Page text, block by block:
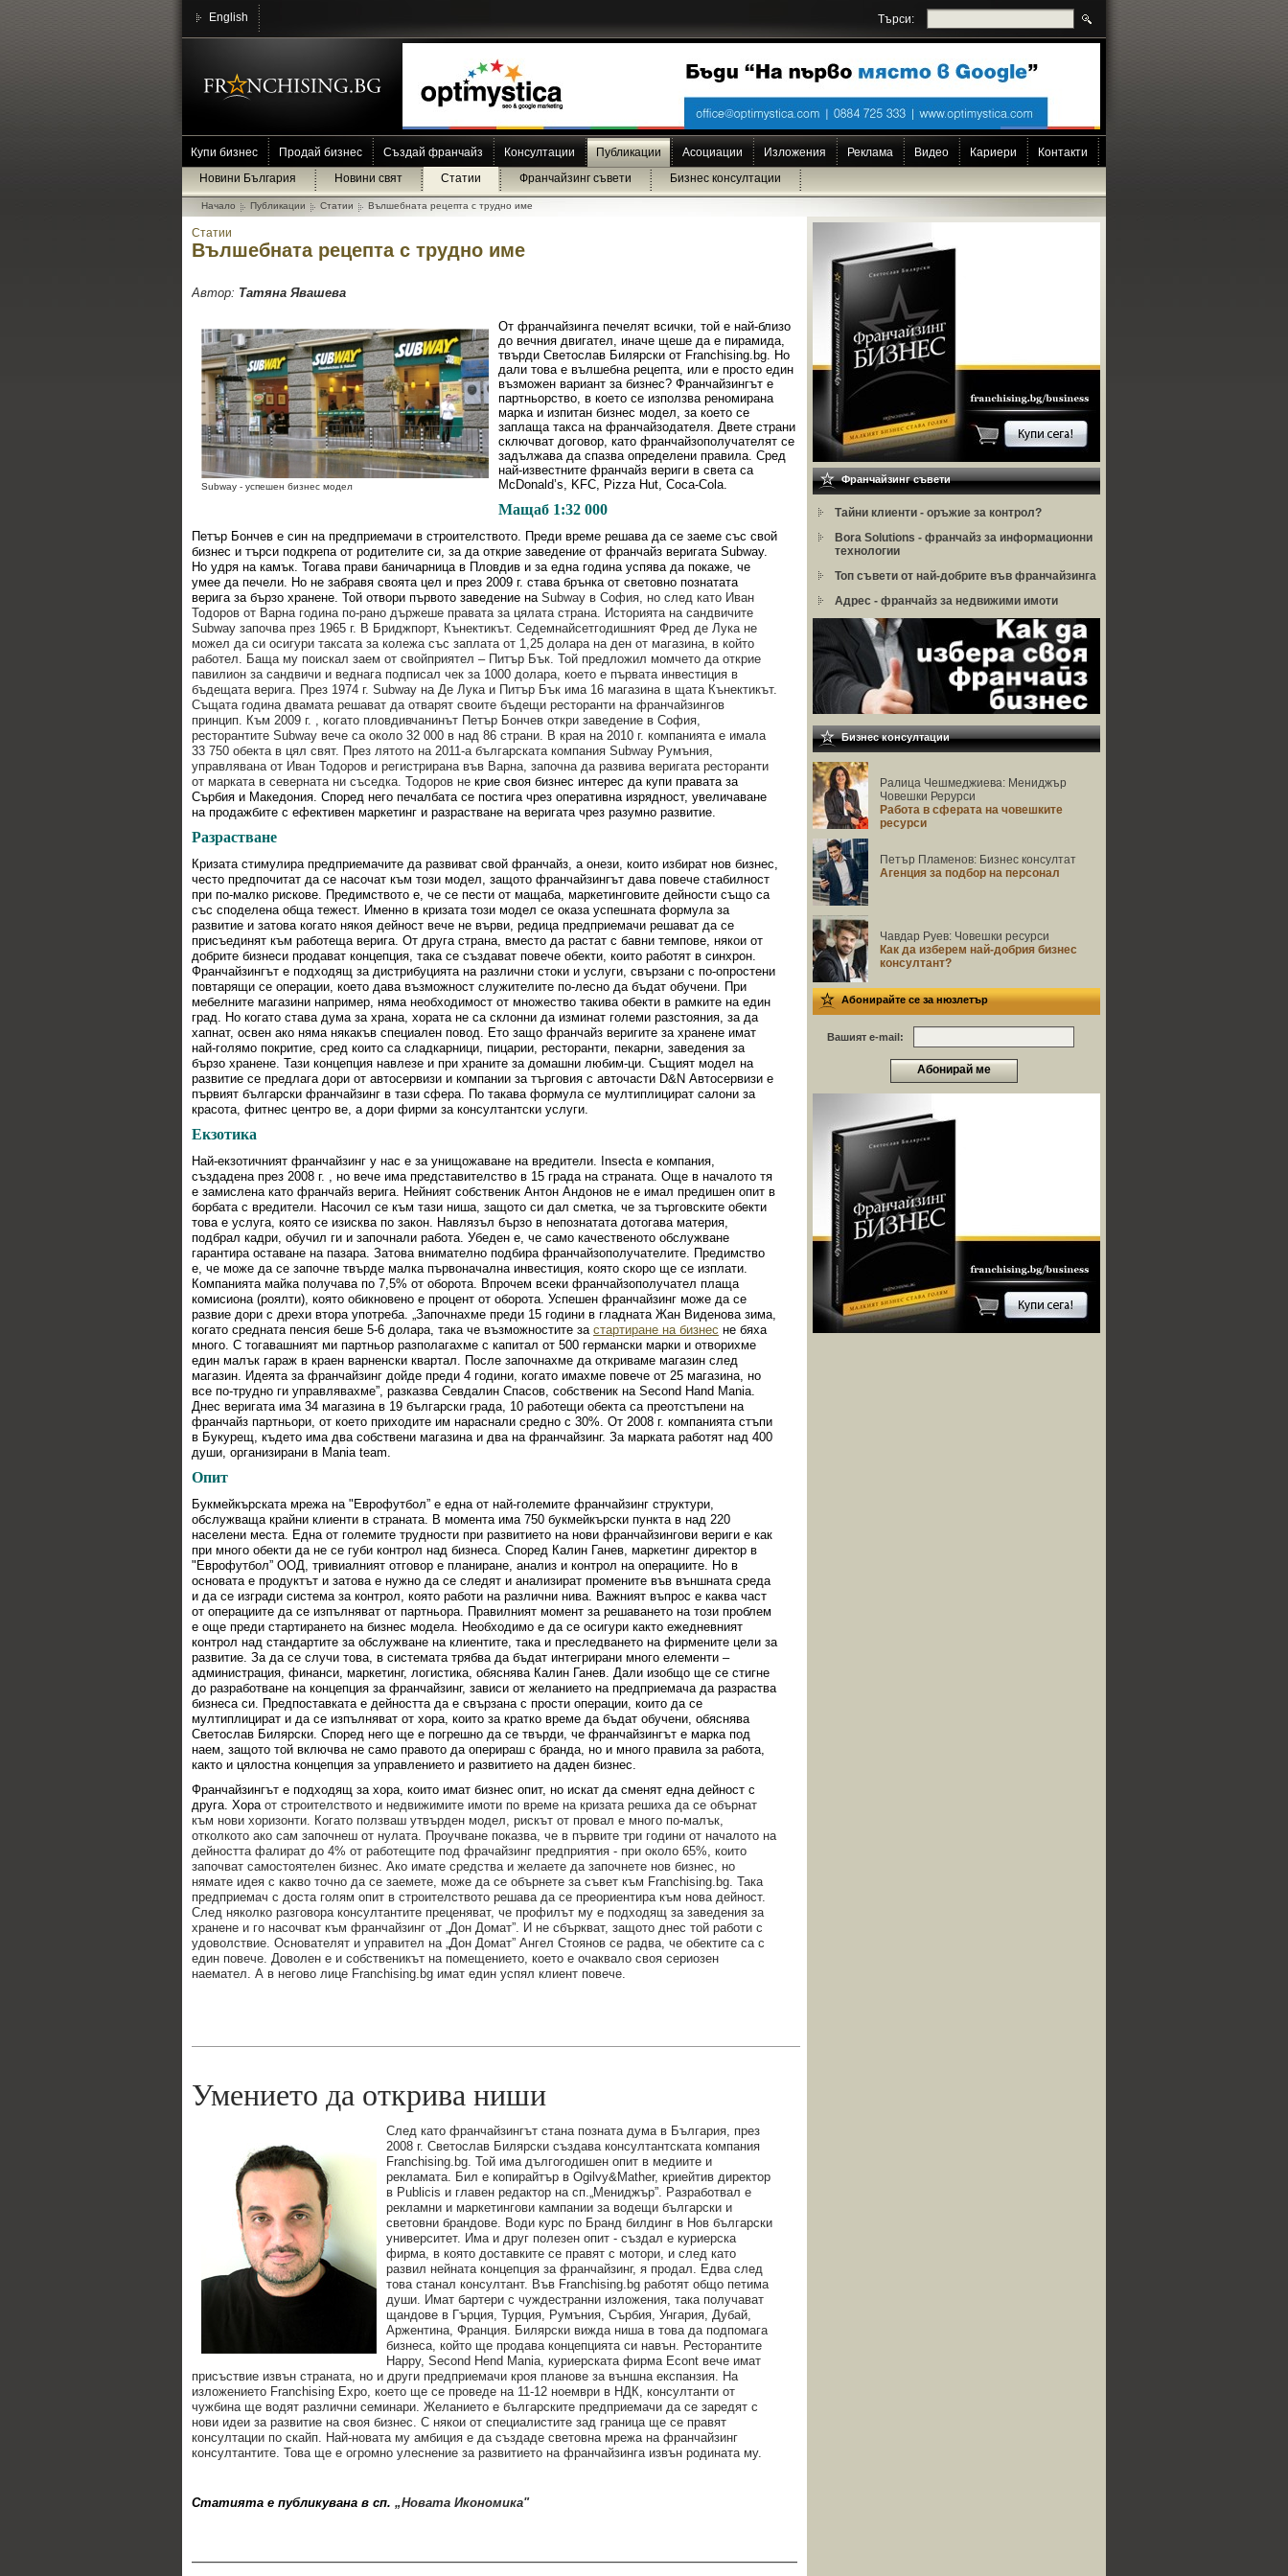
English Търси:
Купи бизнес Продай бизнес Създай франчайз Консултации
Публикации
Новини България
Новини свят Статии Франчайзинг съвети Бизнес консултации
Асоциации Изложения Реклама Видео Кариери Контакти
Начало Публикации Статии Вълшебната рецепта с трудно име
Франчайзинг съвети
Тайни клиенти - оръжие за контрол?
Bora Solutions - франчайз за информационни
технологии
Топ съвети от най-добрите във франчайзинга
Адрес - франчайз за недвижими имоти
Бизнес консултации
Ралица Чешмеджиева: Мениджър
Човешки Рерурси
Работа в сферата на човешките
ресурси
Петър Пламенов: Бизнес консултат
Агенция за подбор на персонал
Чавдар Руев: Човешки ресурси
Как да изберем най-добрия бизнес
консултант?
Абонирайте се за нюзлетър
Вашият e-mail:
Абонирай ме
Статии
Вълшебната рецепта с трудно име
Автор: Татяна Явашева
Subway - успешен бизнес модел
От франчайзинга печелят всички, той е най-близо
до вечния двигател, иначе щеше да е пирамида,
твърди Светослав Билярски от Franchising.bg. Но
дали това е вълшебна рецепта, или е просто един
възможен вариант за бизнес? Франчайзингът е
партньорство, в което се използва реномирана
марка и изпитан бизнес модел, за което се
заплаща такса на франчайзодателя. Двете страни
сключват договор, като франчайзополучателят се
задължава да спазва определени правила. Сред
най-известните франчайз вериги в света са
McDonald’s, KFC, Pizza Hut, Coca-Cola.
Мащаб 1:32 000
Петър Бончев е син на предприемачи в строителството. Преди време решава да се заеме със свой
бизнес и търси подкрепа от родителите си, за да открие заведение от франчайз веригата Subway.
Но удря на камък. Тогава прави баничарница в Пловдив и за една година успява да покаже, че
умее да печели. Но не забравя своята цел и през 2009 г. става брънка от световно познатата
верига за бързо хранене. Той отвори първото заведение на Subway в София, но след като Иван
Тодоров от Варна година по-рано държеше правата за цялата страна. Историята на сандвичите
Subway започва през 1965 г. В Бриджпорт, Кънектикът. Седемнайсетгодишният Фред де Лука не
можел да си осигури таксата за колежа със заплата от 1,25 долара на ден от магазина, в който
работел. Баща му поискал заем от свойприятел – Питър Бък. Той предложил момчето да открие
павилион за сандвичи и веднага подписал чек за 1000 долара, което е първата инвестиция в
бъдещата верига. През 1974 г. Subway на Де Лука и Питър Бък има 16 магазина в щата Кънектикът.
Същата година двамата решават да отварят своите бъдещи ресторанти на франчайзингов
принцип. Към 2009 г. , когато пловдивчанинът Петър Бончев откри заведение в София,
ресторантите Subway вече са около 32 000 в над 86 страни. В края на 2010 г. компанията е имала
33 750 обекта в цял свят. През лятото на 2011-а българската компания Subway Румъния,
управлявана от Иван Тодоров и регистрирана във Варна, започна да развива веригата ресторанти
от марката в северната ни съседка. Тодоров не крие своя бизнес интерес да купи правата за
Сърбия и Македония. Според него печалбата се постига чрез оперативна изрядност, увеличаване
на продажбите с ефективен маркетинг и разрастване на веригата чрез разумно развитие.
Разрастване
Кризата стимулира предприемачите да развиват свой франчайз, а онези, които избират нов бизнес,
често предпочитат да се насочат към този модел, защото франчайзингът дава повече стабилност
при по-малко рискове. Предимството е, че се пести от мащаба, маркетинговите дейности също са
със споделена обща тежест. Именно в кризата този модел се оказа успешната формула за
развитие и затова когато някоя дейност вече не върви, редица предприемачи решават да се
присъединят към работеща верига. От друга страна, вместо да растат с бавни темпове, някои от
добрите бизнеси продават концепция, така се създават повече обекти, които работят в синхрон.
Франчайзингът е подходящ за дистрибуцията на различни стоки и услуги, свързани с по-опростени
повтарящи се операции, което дава възможност служителите по-лесно да бъдат обучени. При
мебелните магазини например, няма необходимост от множество такива обекти в рамките на един
град. Но когато става дума за храна, хората не са склонни да изминат големи разстояния, за да
хапнат, освен ако няма някакъв специален повод. Ето защо франчайз веригите за хранене имат
най-голямо покритие, сред които са сладкарници, пицарии, ресторанти, пекарни, заведения за
бързо хранене. Тази концепция навлезе и при храните за домашни любим-ци. Същият модел на
развитие се предлага дори от автосервизи и компании за търговия с авточасти D&N Автосервизи е
първият български франчайзинг в тази сфера. По такава формула се мултиплицират салони за
красота, фитнес центро ве, а дори фирми за консултантски услуги.
Екзотика
Най-екзотичният франчайзинг у нас е за унищожаване на вредители. Insecta e компания,
създадена през 2008 г. , но вече има представителство в 15 града на страната. Още в началото тя
е замислена като франчайз верига. Нейният собственик Антон Андонов не е имал предишен опит в
борбата с вредители. Насочил се към тази ниша, защото си дал сметка, че за търговските обекти
това е услуга, която се изисква по закон. Навлязъл бързо в непознатата дотогава материя,
подбрал кадри, обучил ги и започнали работа. Убеден е, че само качественото обслужване
гарантира оставане на пазара. Затова внимателно подбира франчайзополучателите. Предимство
е, че може да се започне твърде малка първоначална инвестиция, която скоро ще се изплати.
Компанията майка получава по 7,5% от оборота. Впрочем всеки франчайзополучател плаща
комисиона (роялти), която обикновено е процент от оборота. Успешен франчайзинг може да се
развие дори с дрехи втора употреба. „Започнахме преди 15 години в гладната Жан Виденова зима,
когато средната пенсия беше 5-6 долара, така че възможностите за стартиране на бизнес не бяха
много. С тогавашният ми партньор разполагахме с капитал от 500 германски марки и отворихме
един малък гараж в краен варненски квартал. После започнахме да откриваме магазин след
магазин. Идеята за франчайзинг дойде преди 4 години, когато имахме повече от 25 магазина, но
все по-трудно ги управлявахме”, разказва Севдалин Спасов, собственик на Second Hand Mania.
Днес веригата има 34 магазина в 19 български града, 10 работещи обекта са преотстъпени на
франчайз партньори, от което приходите им нараснали средно с 30%. От 2008 г. компанията стъпи
в Букурещ, където има два собствени магазина и два на франчайзинг. За марката работят над 400
души, организирани в Mania team.
Опит
Букмейкърската мрежа на "Еврофутбол” е една от най-големите франчайзинг структури,
обслужваща крайни клиенти в страната. В момента има 750 букмейкърски пункта в над 220
населени места. Една от големите трудности при развитието на нови франчайзингови вериги е как
при много обекти да не се губи контрол над бизнеса. Според Калин Ганев, маркетинг директор в
"Еврофутбол” ООД, тривиалният отговор е планиране, анализ и контрол на операциите. Но в
основата е продуктът и затова е нужно да се следят и анализират промените във външната среда
и да се изгради система за контрол, която работи на различни нива. Важният въпрос е каква част
от операциите да се изпълняват от партньора. Правилният момент за решаването на този проблем
е още преди стартирането на бизнес модела. Необходимо е да се осигури както ежедневният
контрол над стандартите за обслужване на клиентите, така и преследването на фирмените цели за
развитие. За да се случи това, в системата трябва да бъдат интегрирани много елементи –
администрация, финанси, маркетинг, логистика, обяснява Калин Ганев. Дали изобщо ще се стигне
до разработване на концепция за франчайзинг, зависи от желанието на предприемача да разраства
бизнеса си. Предпоставката е дейността да е свързана с прости операции, които да се
мултиплицират и да се изпълняват от хора, които за кратко време да бъдат обучени, обяснява
Светослав Билярски. Според него ще е погрешно да се твърди, че франчайзингът е марка под
наем, защото той включва не само правото да оперираш с бранда, но и много правила за работа,
както и цялостна концепция за управлението и развитието на даден бизнес.
Франчайзингът е подходящ за хора, които имат бизнес опит, но искат да сменят една дейност с
друга. Хора от строителството и недвижимите имоти по време на кризата решиха да се обърнат
към нови хоризонти. Когато ползваш утвърден модел, рискът от провал е много по-малък,
отколкото ако сам започнеш от нулата. Проучване показва, че в първите три години от началото на
дейността фалират до 4% от работещите под фрачайзинг предприятия - при около 65%, които
започват самостоятелен бизнес. Ако имате средства и желаете да започнете нов бизнес, но
нямате идея с какво точно да се заемете, може да се обърнете за съвет към Franchising.bg. Така
предприемач с доста голям опит в строителството решава да се преориентира към нова дейност.
След няколко разговора консултантите преценяват, че профилът му е подходящ за заведения за
хранене и го насочват към франчайзинг от „Дон Домат”. И не сбъркват, защото днес той работи с
удоволствие. Основателят и управител на „Дон Домат” Ангел Стоянов се радва, че обектите са с
един повече. Доволен е и собственикът на помещението, което е очаквало своя сериозен
наемател. А в негово лице Franchising.bg имат един успял клиент повече.
Умението да открива ниши
След като франчайзингът стана позната дума в България, през
2008 г. Светослав Билярски създава консултантската компания
Franchising.bg. Той има дългогодишен опит в медиите и
рекламата. Бил е копирайтър в Ogilvy&Mather, криейтив директор
в Publicis и главен редактор на сп.„Мениджър”. Разработвал е
рекламни и маркетингови кампании за водещи български и
световни брандове. Води курс по Бранд билдинг в Нов български
университет. Има и друг полезен опит - създал е куриерска
фирма, в която доставките се правят с мотори, и след като
развил нейната концепция за франчайзинг, я продал. Едва след
това станал консултант. Във Franchising.bg работят общо петима
души. Имат бартери с чуждестранни изложения, така получават
щандове в Гърция, Турция, Румъния, Сърбия, Унгария, Дубай,
Аржентина, Франция. Билярски вижда ниша в това да подпомага
бизнеса, който ще продава концепцията си навън. Ресторантите
Happy, Second Hend Mania, куриерската фирма Еcont вече имат
присъствие извън страната, но и други предприемачи кроя планове за външна експанзия. На
изложението Franchising Expo, което ще се проведе на 11-12 ноември в НДК, консултанти от
чужбина ще водят различни семинари. Желанието е българските предприемачи да се заредят с
нови идеи за развитие на своя бизнес. С някои от специалистите зад граница ще се правят
консултации по скайп. Най-новата му амбиция е да създаде световна мрежа на франчайзинг
консултантите. Това ще е огромно улеснение за развитието на франчайзинга извън родината му.
Статията е публикувана в сп. „Новата Икономика"